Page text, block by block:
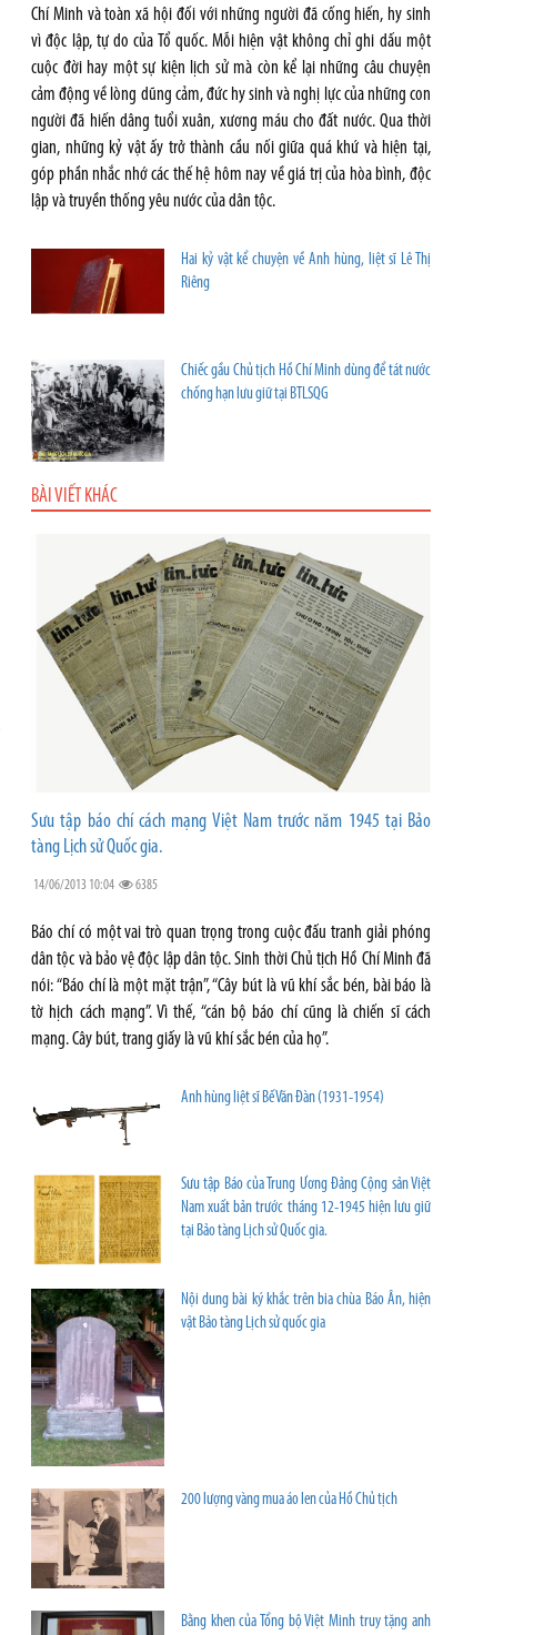
Chí Minh và toàn xã hội đối với những người đã cống hiến, hy sinh
vì độc lập, tự do của Tổ quốc. Mỗi hiện vật không chỉ ghi dấu một
cuộc đời hay một sự kiện lịch sử mà còn kể lại những câu chuyện
cảm động về lòng dũng cảm, đức hy sinh và nghị lực của những con
người đã hiến dâng tuổi xuân, xương máu cho đất nước. Qua thời
gian, những kỷ vật ấy trở thành cầu nối giữa quá khứ và hiện tại,
góp phần nhắc nhớ các thế hệ hôm nay về giá trị của hòa bình, độc
lập và truyền thống yêu nước của dân tộc.
Hai kỷ vật kể chuyện về Anh hùng, liệt sĩ Lê Thị
Riêng
Chiếc gầu Chủ tịch Hồ Chí Minh dùng để tát nước
chống hạn lưu giữ tại BTLSQG
BÀI VIẾT KHÁC
Sưu tập báo chí cách mạng Việt Nam trước năm 1945 tại Bảo
tàng Lịch sử Quốc gia.
14/06/2013 10:04 6385
Báo chí có một vai trò quan trọng trong cuộc đấu tranh giải phóng
dân tộc và bảo vệ độc lập dân tộc. Sinh thời Chủ tịch Hồ Chí Minh đã
nói: “Báo chí là một mặt trận”, “Cây bút là vũ khí sắc bén, bài báo là
tờ hịch cách mạng”. Vì thế, “cán bộ báo chí cũng là chiến sĩ cách
mạng. Cây bút, trang giấy là vũ khí sắc bén của họ”.
Anh hùng liệt sĩ Bế Văn Đàn (1931-1954)
Sưu tập Báo của Trung Ương Đảng Cộng sản Việt
Nam xuất bản trước tháng 12-1945 hiện lưu giữ
tại Bảo tàng Lịch sử Quốc gia.
Nội dung bài ký khắc trên bia chùa Báo Ân, hiện
vật Bảo tàng Lịch sử quốc gia
200 lượng vàng mua áo len của Hồ Chủ tịch
Bằng khen của Tổng bộ Việt Minh truy tặng anh